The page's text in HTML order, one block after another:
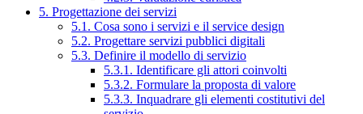
5. Progettazione dei servizi
5.1. Cosa sono i servizi e il service design
5.2. Progettare servizi pubblici digitali
5.3. Definire il modello di servizio
5.3.1. Identificare gli attori coinvolti
5.3.2. Formulare la proposta di valore
5.3.3. Inquadrare gli elementi costitutivi del